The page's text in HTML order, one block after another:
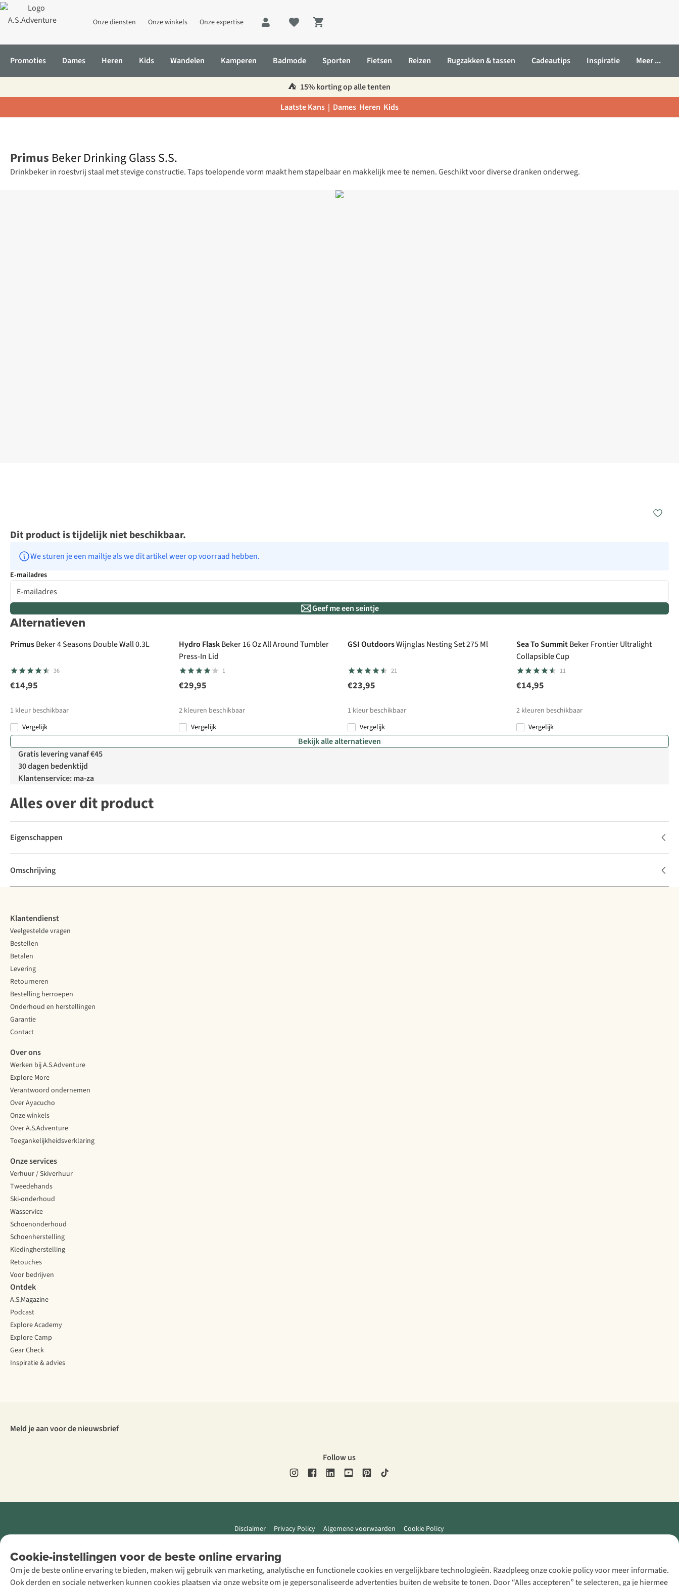
Onze diensten Onze winkels Onze expertise
Shopping cart
Promoties Dames Heren Kids Wandelen Kamperen Badmode Sporten Fietsen Reizen Rugzakken & tassen Cadeautips Inspiratie Meer ...
⛺️ 15% korting op alle tenten
Laatste Kans | Dames Heren Kids
Primus Beker Drinking Glass S.S.
Drinkbeker in roestvrij staal met stevige constructie. Taps toelopende vorm maakt hem stapelbaar en makkelijk mee te nemen. Geschikt voor diverse dranken onderweg.
Dit product is tijdelijk niet beschikbaar.
We sturen je een mailtje als we dit artikel weer op voorraad hebben.
E-mailadres
Geef me een seintje
Alternatieven
PrimusBeker 4 Seasons Double Wall 0.3L
36
€14,95
1 kleur beschikbaar
Vergelijk
Hydro FlaskBeker 16 Oz All Around Tumbler
Press-In Lid
1
€29,95
2 kleuren beschikbaar
Vergelijk
GSI OutdoorsWijnglas Nesting Set 275 Ml
21
€23,95
1 kleur beschikbaar
Vergelijk
Sea To SummitBeker Frontier Ultralight
Collapsible Cup
11
€14,95
2 kleuren beschikbaar
Vergelijk
Bekijk alle alternatieven
Gratis levering vanaf €45
30 dagen bedenktijd
Klantenservice: ma-za
Alles over dit product
Eigenschappen
Omschrijving
Cookie-instellingen voor de beste online ervaring
Om je de beste online ervaring te bieden, maken wij gebruik van marketing, analytische en functionele cookies en vergelijkbare technologieën. Raadpleeg onze cookie policy voor meer informatie.
Ook derden en sociale netwerken kunnen cookies plaatsen via onze website om je gepersonaliseerde advertenties buiten de website te tonen. Door “Alles accepteren” te selecteren, ga je hiermee
Klantendienst
Veelgestelde vragen
Bestellen
Betalen
Levering
Retourneren
Bestelling herroepen
Onderhoud en herstellingen
Garantie
Contact
Over ons
Werken bij A.S.Adventure
Explore More
Verantwoord ondernemen
Over Ayacucho
Onze winkels
Over A.S.Adventure
Toegankelijkheidsverklaring
Onze services
Verhuur / Skiverhuur
Tweedehands
Ski-onderhoud
Wasservice
Schoenonderhoud
Schoenherstelling
Kledingherstelling
Retouches
Voor bedrijven
Ontdek
A.S.Magazine
Podcast
Explore Academy
Explore Camp
Gear Check
Inspiratie & advies
Meld je aan voor de nieuwsbrief
Follow us
Disclaimer Privacy Policy Algemene voorwaarden Cookie Policy
Retail Concepts
NV,
Smallandlaan